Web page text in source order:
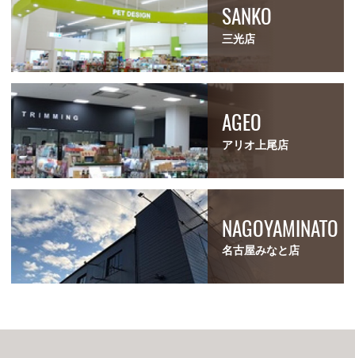
SANKO
三光店
AGEO
アリオ上尾店
NAGOYAMINATO
名古屋みなと店